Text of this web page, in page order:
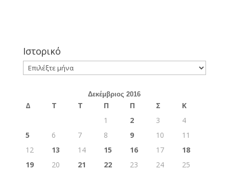
Ιστορικό
Ιστορικό
Δεκέμβριος 2016
Δ Τ Τ Π Π Σ
Κ
1
2 3
4
5
6 7 8 9 10
11
12
13 14 15 16 17
18
19
20 21 22 23 24
25